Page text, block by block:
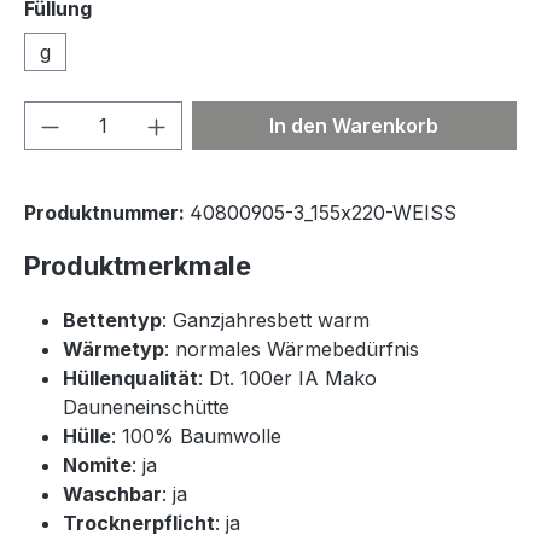
Füllung
g
Produkt Anzahl: Gib denIn den Warenkorb
Produktnummer: 40800905-3_155x220-WEISS
Produktmerkmale
Bettentyp: Ganzjahresbett warm
Wärmetyp: normales Wärmebedürfnis
Hüllenqualität: Dt. 100er IA Mako
Dauneneinschütte
Hülle: 100% Baumwolle
Nomite: ja
Waschbar: ja
Trocknerpflicht: ja